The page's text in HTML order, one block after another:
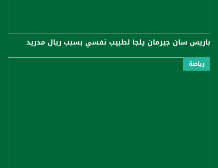
باريس سان جيرمان يلجأ لطبيب نفسي بسبب ريال مدريد
رياضة